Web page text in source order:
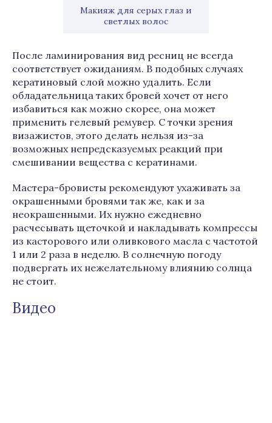
Макияж для серых глаз и
светлых волос
После ламинирования вид ресниц не всегда
соответствует ожиданиям. В подобных случаях
кератиновый слой можно удалить. Если
обладательница таких бровей хочет от него
избавиться как можно скорее, она может
применить гелевый ремувер. С точки зрения
визажистов, этого делать нельзя из-за
возможных непредсказуемых реакций при
смешивании вещества с кератинами.
Мастера-бровисты рекомендуют ухаживать за
окрашенными бровями так же, как и за
неокрашенными. Их нужно ежедневно
расчесывать щеточкой и накладывать компрессы
из касторового или оливкового масла с частотой
1 или 2 раза в неделю. В солнечную погоду
подвергать их нежелательному влиянию солнца
не стоит.
Видео